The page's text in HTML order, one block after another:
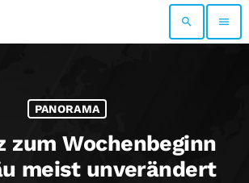
search menu
PANORAMA
zum Wochenbeginn
meist unverändert